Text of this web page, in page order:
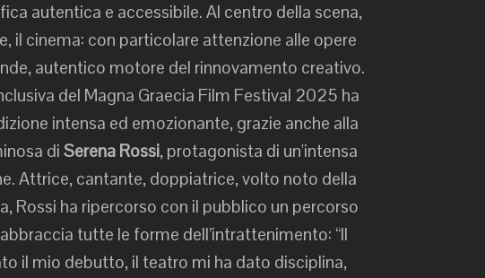
autentica e accessibile. Al centro della scena,
il cinema: con particolare attenzione alle opere
autentico motore del rinnovamento creativo.
del Magna Graecia Film Festival 2025 ha
intensa ed emozionante, grazie anche alla
diSerena Rossi, protagonista di un'intensa
Attrice, cantante, doppiatrice, volto noto della
Rossi ha ripercorso con il pubblico un percorso
tutte le forme dell’intrattenimento: “Il
il mio debutto, il teatro mi ha dato disciplina,